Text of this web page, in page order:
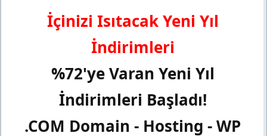
t
a
r
i
i
İçinizi Isıtacak Yeni Yıl
İndirimleri
%72'ye Varan Yeni Yıl
İndirimleri Başladı!
.COM Domain - Hosting - WP